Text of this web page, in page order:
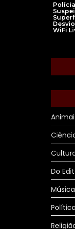
WiFi
Do
Música
Política